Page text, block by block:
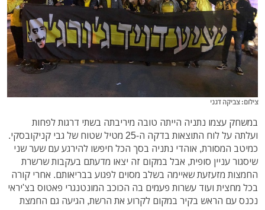
צילום: צביקה דגני
במשחק עצמו נתניה הייתה טובה מיריבתה בשתי דרגות לפחות
ועלתה על לוח התוצאות בדקה ה-25 מטיל שטוח של גבי קניקובסקי.
כמיטב המסורת, אוהדי נתניה בסך הכל חיפשו להירגע עם שער שני
שיסגור עניין סופית, אבל במקום זה יצאו מדעתם בעקבות שרשרת
החמצות מזעזעת שאיימה בשלב מסוים לפגוע בבריאותם. אחרי קורה
בכל מחצית ועוד עשרות פעמים בה הכוכב המונטנגרי פאטוס בצ'יראי
נכנס עם הראש בקיר במקום לקרוע את הרשת, הגיעה גם החמצת